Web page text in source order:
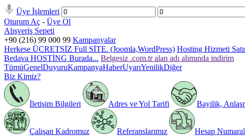
Üye İşlemleri
Oturum Aç - Üye Ol
Alışveriş Sepeti
+90 (216) 99 000 99 Kampanyalar
Herkese ÜCRETSİZ Full SİTE. (Joomla,WordPress) Hosting Hizmeti
Bedava HOSTİNG Burada... Belgesiz .com.tr alan adı alımında indirim
TümüGenelDuyuruKampanyaHaberUyarıYenilikDiğer
Biz Kimiz?
İletişim Bilgileri Adres ve Yol Tarifi Bayilik,
Çalışan Kadromuz Referanslarımız Hesap